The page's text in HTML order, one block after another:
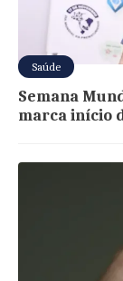
Saúde
Semana
marca início